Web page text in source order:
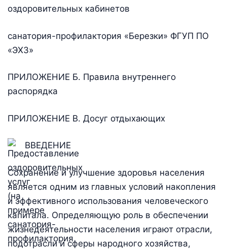
оздоровительных кабинетов
санатория-профилактория «Березки» ФГУП ПО
«ЭХЗ»
ПРИЛОЖЕНИЕ Б. Правила внутреннего
распорядка
ПРИЛОЖЕНИЕ В. Досуг отдыхающих
ВВЕДЕНИЕ
Сохранение и улучшение здоровья населения
является одним из главных условий накопления
и эффективного использования человеческого
капитала. Определяющую роль в обеспечении
жизнедеятельности населения играют отрасли,
подотрасли и сферы народного хозяйства,